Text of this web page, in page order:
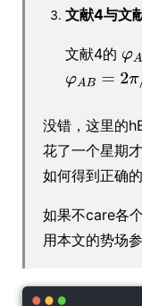
文献4与文
文献4的
没错，这里的
花了一个星期
如何得到正确
如果不care各
用本文的势场参